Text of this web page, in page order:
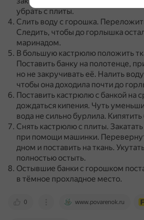
убрать с плиты.
Слить воду с горошка.
Следить, чтобы до горлышка
маринадом.
В большую кастрюлю положить
Поставить банку на полотенце,
но не закручивать её. Налить
чтобы она доходила почти до
Поставить кастрюлю с банкой на
дождаться кипения. Чуть
вода не сильно бурлила.
Снять кастрюлю с плиты.
при помощи машинки.
дном и поставить на ткань.
полностью остыть.
Остывшие банки с горошком
в тёмное прохладное место.
0 www.povarenok.ru